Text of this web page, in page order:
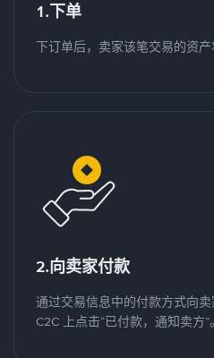
1.下单
下订单后，卖家该笔交易的资产
2.向卖家付款
通过交易信息中的付款方式向
C2C 上点击“已付款，通知卖方”。